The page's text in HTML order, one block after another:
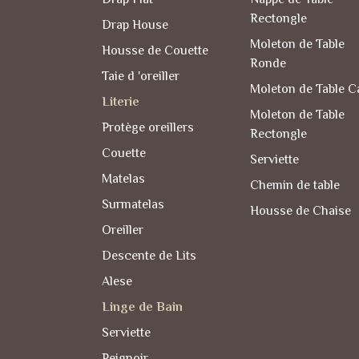
Rectongle
Moleton de Table
Ronde
Moleton de Table
Moleton de Table
Rectongle
Serviette
Chemin de table
Housse de Chaise
Drap House
Housse de Couette
Taie d 'oreiller
Literie
Protège oreillers
Couette
Matelas
Surmatelas
Oreiller
Descente de Lits
Alese
Linge de Bain
Serviette